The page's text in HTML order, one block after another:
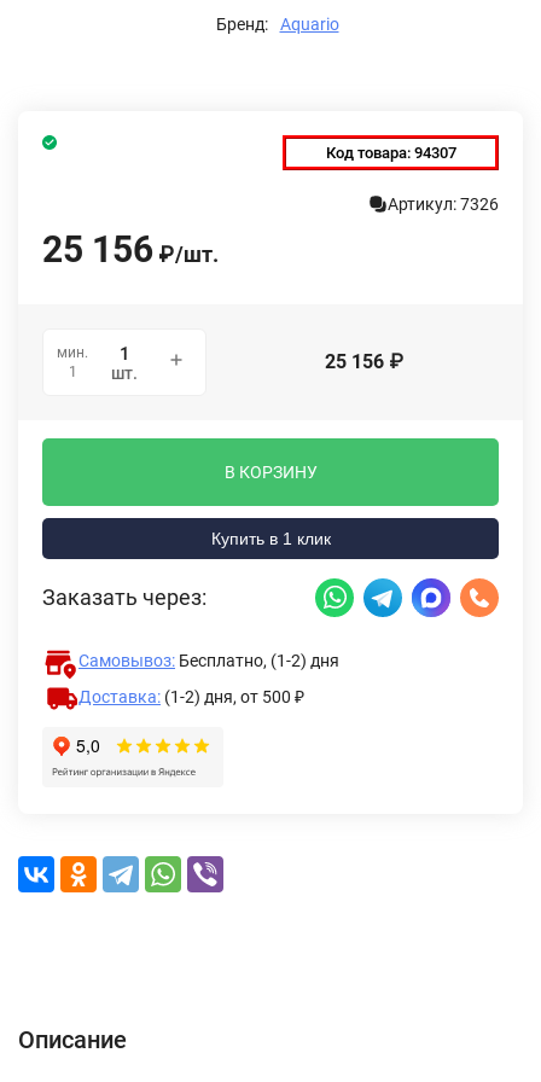
Бренд: Aquario
Код товара: 94307
Артикул: 7326
25 156 ₽/шт.
мин.
1
шт. 25 156 ₽
В КОРЗИНУ
Купить в 1 клик
Заказать через:
Самовывоз: Бесплатно, (1-2) дня
Доставка: (1-2) дня, от 500 ₽
Описание